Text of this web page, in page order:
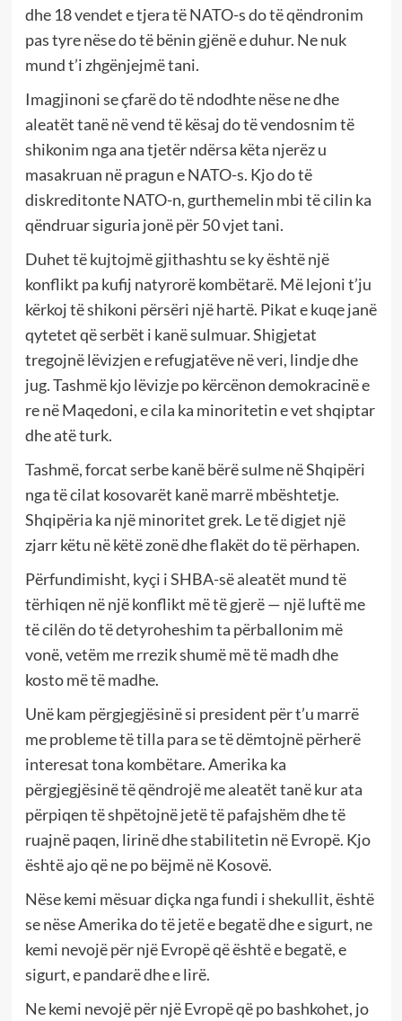
dhe 18 vendet e tjera të NATO-s do të qëndronim
pas tyre nëse do të bënin gjënë e duhur. Ne nuk
mund t’i zhgënjejmë tani.
Imagjinoni se çfarë do të ndodhte nëse ne dhe
aleatët tanë në vend të kësaj do të vendosnim të
shikonim nga ana tjetër ndërsa këta njerëz u
masakruan në pragun e NATO-s. Kjo do të
diskreditonte NATO-n, gurthemelin mbi të cilin ka
qëndruar siguria jonë për 50 vjet tani.
Duhet të kujtojmë gjithashtu se ky është një
konflikt pa kufij natyrorë kombëtarë. Më lejoni t’ju
kërkoj të shikoni përsëri një hartë. Pikat e kuqe janë
qytetet që serbët i kanë sulmuar. Shigjetat
tregojnë lëvizjen e refugjatëve në veri, lindje dhe
jug. Tashmë kjo lëvizje po kërcënon demokracinë e
re në Maqedoni, e cila ka minoritetin e vet shqiptar
dhe atë turk.
Tashmë, forcat serbe kanë bërë sulme në Shqipëri
nga të cilat kosovarët kanë marrë mbështetje.
Shqipëria ka një minoritet grek. Le të digjet një
zjarr këtu në këtë zonë dhe flakët do të përhapen.
Përfundimisht, kyçi i SHBA-së aleatët mund të
tërhiqen në një konflikt më të gjerë — një luftë me
të cilën do të detyroheshim ta përballonim më
vonë, vetëm me rrezik shumë më të madh dhe
kosto më të madhe.
Unë kam përgjegjësinë si president për t’u marrë
me probleme të tilla para se të dëmtojnë përherë
interesat tona kombëtare. Amerika ka
përgjegjësinë të qëndrojë me aleatët tanë kur ata
përpiqen të shpëtojnë jetë të pafajshëm dhe të
ruajnë paqen, lirinë dhe stabilitetin në Evropë. Kjo
është ajo që ne po bëjmë në Kosovë.
Nëse kemi mësuar diçka nga fundi i shekullit, është
se nëse Amerika do të jetë e begatë dhe e sigurt, ne
kemi nevojë për një Evropë që është e begatë, e
sigurt, e pandarë dhe e lirë.
Ne kemi nevojë për një Evropë që po bashkohet, jo